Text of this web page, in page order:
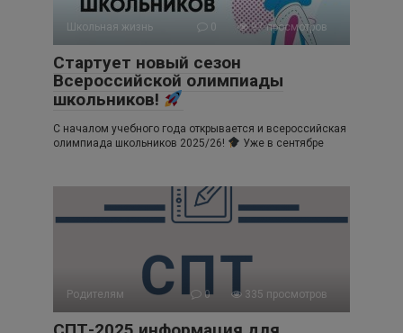
Школьная жизнь 0 97 просмотров
Стартует новый сезон
Всероссийской олимпиады
школьников!
С началом учебного года открывается и всероссийская
олимпиада школьников 2025/26!
Уже в сентябре
Родителям 0 335 просмотров